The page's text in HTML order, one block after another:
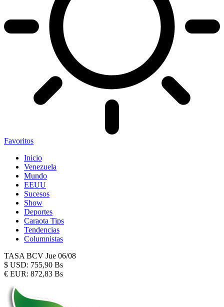
Favoritos
Inicio
Venezuela
Mundo
EEUU
Sucesos
Show
Deportes
Caraota Tips
Tendencias
Columnistas
TASA BCV Jue 06/08
$ USD: 755,90 Bs
€ EUR: 872,83 Bs